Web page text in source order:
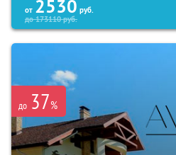
от 2530 руб.
до173110руб.
до 37%